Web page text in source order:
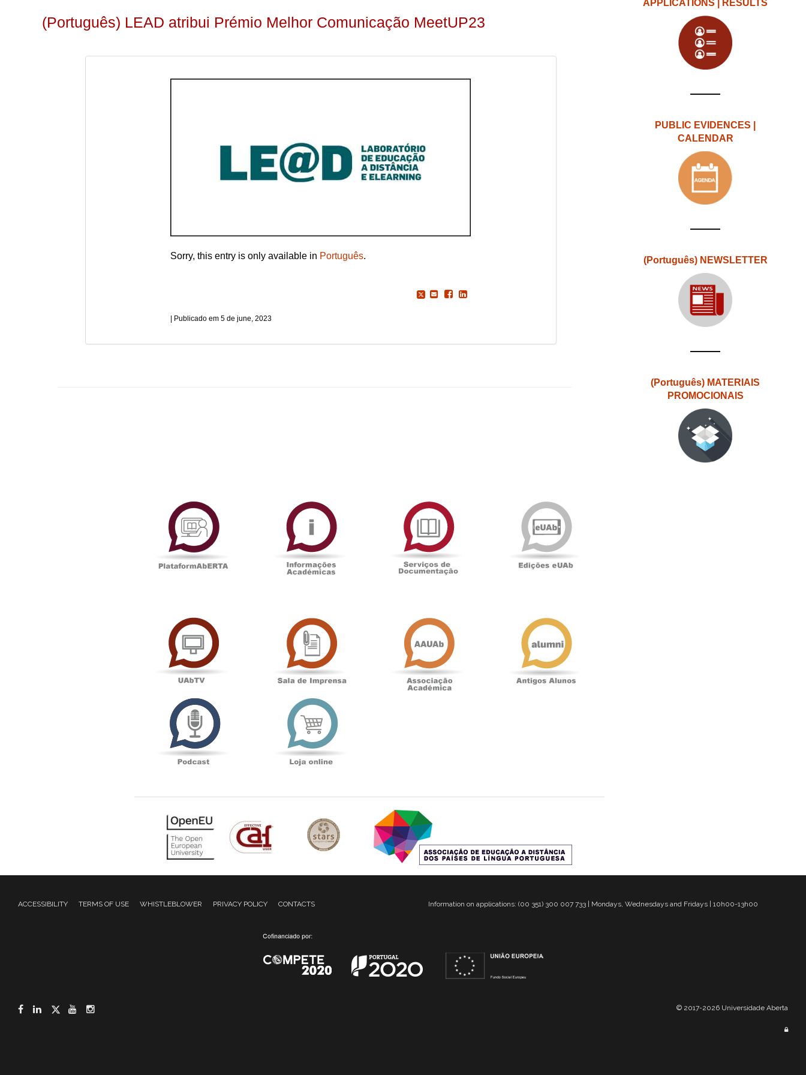
(Português) LEAD atribui Prémio Melhor Comunicação MeetUP23
Sorry, this entry is only available in Português.
5 de june, 2023
APPLICATIONS | RESULTS
PUBLIC EVIDENCES |
CALENDAR
(Português) NEWSLETTER
(Português) MATERIAIS
PROMOCIONAIS
PlataformAberta
Académicas
Documentação
ACCESSIBILITY TERMS OF USE WHISTLEBLOWER PRIVACY POLICY CONTACTS Information on applications: (00 351) 300 007 733 | Mondays, Wednesdays and Fridays | 10h00-13h00
Facebook
LinkedIn
Twitter
YouTube © 2017-2026 Universidade Aberta